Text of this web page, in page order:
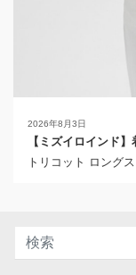
2026年8月3日
【ミズイロインド
トリコット ロング